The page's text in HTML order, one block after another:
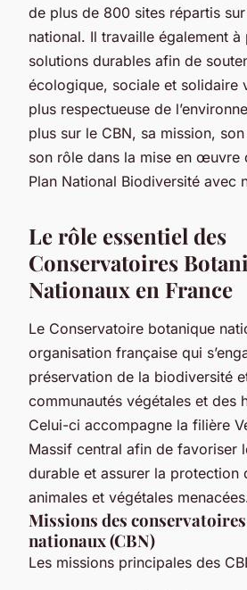
de plus de 800 sites répartis
national. Il travaille également
solutions durables afin de
écologique, sociale et solidaire
plus respectueuse de
plus sur le CBN, sa mission,
son rôle dans la mise en œuvre
Plan National Biodiversité avec
Le rôle essentiel des
Conservatoires
Nationaux en France
Le Conservatoire botanique
organisation française qui
préservation de la biodiversité
communautés végétales et des
Celui-ci accompagne la filière
Massif central afin de favoriser
durable et assurer la protection
animales et végétales
Missions des
nationaux (CBN)
Les missions principales des